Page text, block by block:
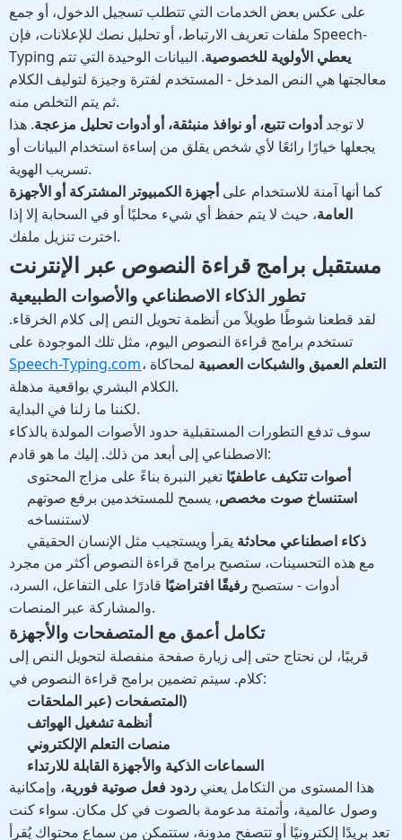
على عكس بعض الخدمات التي تتطلب تسجيل الدخول، أو جمع
ملفات تعريف الارتباط، أو تحليل نصك للإعلانات، فإن Speech-
Typing
يعطي الأولوية للخصوصية. البيانات الوحيدة التي تتم
معالجتها هي النص المدخل - المستخدم لفترة وجيزة لتوليف الكلام
ثم يتم التخلص منه.
لا توجدأدوات تتبع، أو نوافذ منبثقة، أو أدوات تحليل مزعجة. هذا
يجعلها خيارًا رائعًا لأي شخص يقلق من إساءة استخدام البيانات أو
تسريب الهوية.
كما أنها آمنة للاستخدام علىأجهزة الكمبيوتر المشتركة أو الأجهزة
العامة، حيث لا يتم حفظ أي شيء محليًا أو في السحابة إلا إذا
اخترت تنزيل ملفك.
مستقبل برامج قراءة النصوص عبر الإنترنت
تطور الذكاء الاصطناعي والأصوات الطبيعية
لقد قطعنا شوطًا طويلاً من أنظمة تحويل النص إلى كلام الخرقاء.
تستخدم برامج قراءة النصوص اليوم، مثل تلك الموجودة على
Speech-Typing.com، التعلم العميق والشبكات العصبية لمحاكاة
الكلام البشري بواقعية مذهلة.
لكننا ما زلنا في البداية.
سوف تدفع التطورات المستقبلية حدود الأصوات المولدة بالذكاء
الاصطناعي إلى أبعد من ذلك. إليك ما هو قادم:
أصوات تتكيف عاطفيًا تغير النبرة بناءً على مزاج المحتوى
استنساخ صوت مخصص، يسمح للمستخدمين برفع صوتهم
لاستنساخه
ذكاء اصطناعي محادثة يقرأ ويستجيب مثل الإنسان الحقيقي
مع هذه التحسينات، ستصبح برامج قراءة النصوص أكثر من مجرد
أدوات - ستصبح رفيقًا افتراضيًا قادرًا على التفاعل، السرد،
والمشاركة عبر المنصات.
تكامل أعمق مع المتصفحات والأجهزة
قريبًا، لن نحتاج حتى إلى زيارة صفحة منفصلة لتحويل النص إلى
كلام. سيتم تضمين برامج قراءة النصوص في:
المتصفحات (عبر الملحقات)
أنظمة تشغيل الهواتف
منصات التعلم الإلكتروني
السماعات الذكية والأجهزة القابلة للارتداء
هذا المستوى من التكامل يعني ردود فعل صوتية فورية، وإمكانية
وصول عالمية، وأتمتة مدعومة بالصوت في كل مكان. سواء كنت
تعد بريدًا إلكترونيًا أو تتصفح مدونة، ستتمكن من سماع محتواك يُقرأ